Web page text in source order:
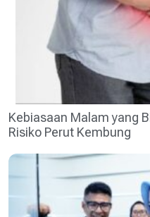
Kebiasaan Malam yang
Risiko Perut Kembung